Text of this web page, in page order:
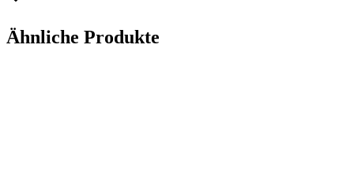
Ähnliche Produkte